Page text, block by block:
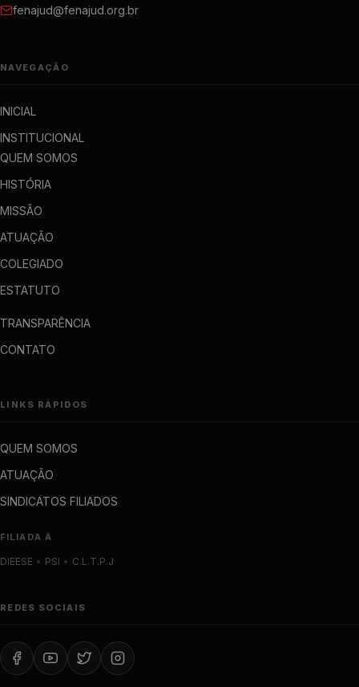
fenajud@fenajud.org.br
NAVEGAÇÃO
INICIAL
INSTITUCIONAL
QUEM SOMOS
HISTÓRIA
MISSÃO
ATUAÇÃO
COLEGIADO
ESTATUTO
TRANSPARÊNCIA
CONTATO
LINKS RÁPIDOS
QUEM SOMOS
ATUAÇÃO
SINDICATOS FILIADOS
FILIADA À
DIEESE • PSI • C.L.T.P.J
REDES SOCIAIS